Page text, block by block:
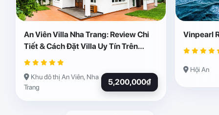
An Viên Villa Nha Trang: Review Chi
Tiết & Cách Đặt Villa Uy Tín Trên
Abogo
Khu đô thị An Viên, Nha
Trang
5,200,000₫
Vinpearl
Hội An